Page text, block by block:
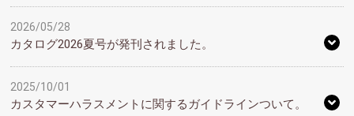
2026/05/28
カタログ2026夏号が発刊されました。
2025/10/01
カスタマーハラスメントに関するガイドラインついて。